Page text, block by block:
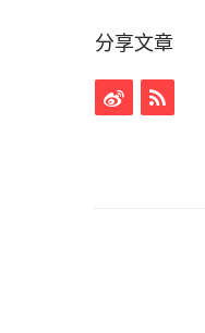
分享文章